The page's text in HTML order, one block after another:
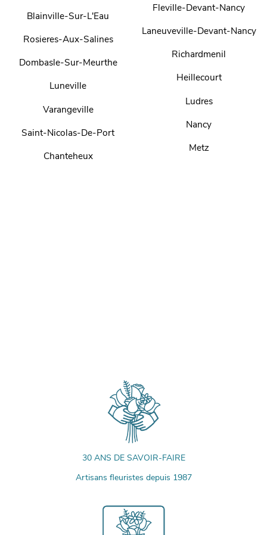
Blainville-Sur-L'Eau
Rosieres-Aux-Salines
Dombasle-Sur-Meurthe
Luneville
Varangeville
Saint-Nicolas-De-Port
Chanteheux
Fleville-Devant-Nancy
Laneuveville-Devant-Nancy
Richardmenil
Heillecourt
Ludres
Nancy
Metz
30 ANS DE SAVOIR-FAIRE
Artisans fleuristes depuis 1987